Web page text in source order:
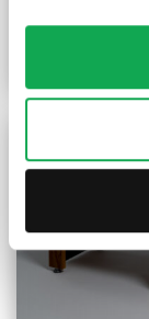
173,00€/kpl